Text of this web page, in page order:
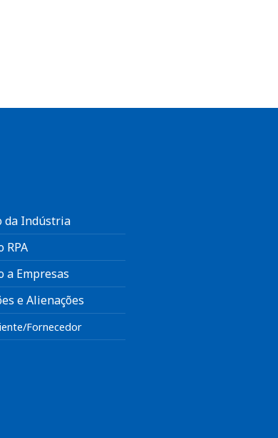
da Indústria
RPA
a Empresas
e Alienações
Fornecedor